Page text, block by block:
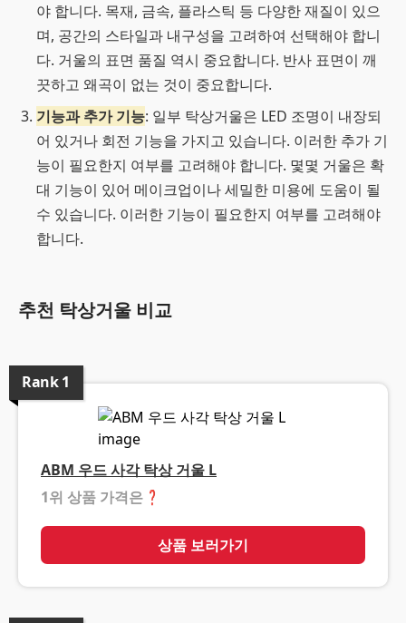
야 합니다. 목재, 금속, 플라스틱 등 다양한 재질이 있으
며, 공간의 스타일과 내구성을 고려하여 선택해야 합니
다. 거울의 표면 품질 역시 중요합니다. 반사 표면이 깨
끗하고 왜곡이 없는 것이 중요합니다.
기능과 추가 기능: 일부 탁상거울은 LED 조명이 내장되
어 있거나 회전 기능을 가지고 있습니다. 이러한 추가 기
능이 필요한지 여부를 고려해야 합니다. 몇몇 거울은 확
대 기능이 있어 메이크업이나 세밀한 미용에 도움이 될
수 있습니다. 이러한 기능이 필요한지 여부를 고려해야
합니다.
추천 탁상거울 비교
Rank1
ABM 우드 사각 탁상 거울 L
1위 상품 가격은 ❓
상품 보러가기